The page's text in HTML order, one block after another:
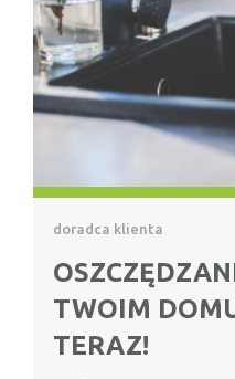
doradca klienta
TWOIM
TERAZ!